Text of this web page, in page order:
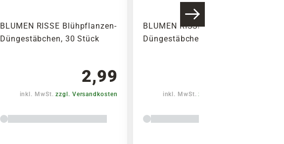
BLUMEN RISSE Blühpflanzen-
Düngestäbchen, 30 Stück
2,99
inkl. MwSt.zzgl. Versandkosten
BLUMEN RISSE Orchideen-
Düngestäbchen, 20 Stück
inkl. MwSt.zzgl. Versandkosten